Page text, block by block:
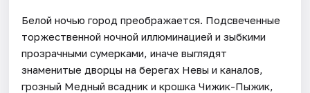
Белой ночью город преображается. Подсвеченные
торжественной ночной иллюминацией и зыбкими
прозрачными сумерками, иначе выглядят
знаменитые дворцы на берегах Невы и каналов,
грозный Медный всадник и крошка Чижик-Пыжик,